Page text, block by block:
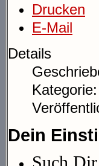
Drucken
E-Mail
Details
Kategorie:
Dein